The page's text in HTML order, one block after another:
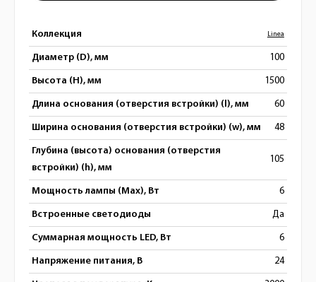
Коллекция Linea
Диаметр (D), мм 100
Высота (H), мм 1500
Длина основания (отверстия встройки) (l), мм 60
Ширина основания (отверстия встройки) (w), мм 48
Глубина (высота) основания (отверстия
встройки) (h), мм
105
Мощность лампы (Max), Вт 6
Встроенные светодиоды Да
Суммарная мощность LED, Вт 6
Напряжение питания, В 24